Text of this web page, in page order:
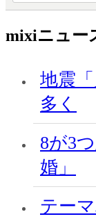
mixiニュー
地震
多く
8が3
婚」
テー